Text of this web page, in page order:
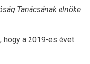
Tanácsának elnöke
hogy a 2019-es évet